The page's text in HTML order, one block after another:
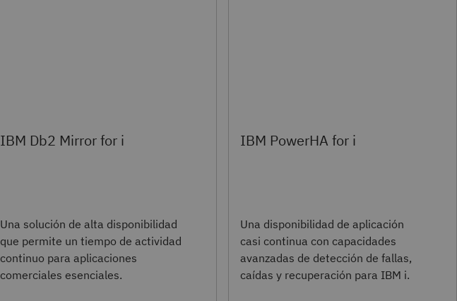
IBM Db2 Mirror for i
Una solución de alta disponibilidad
que permite un tiempo de actividad
continuo para aplicaciones
comerciales esenciales.
IBM PowerHA for i
Una disponibilidad de aplicación
casi continua con capacidades
avanzadas de detección de fallas,
caídas y recuperación para IBM i.